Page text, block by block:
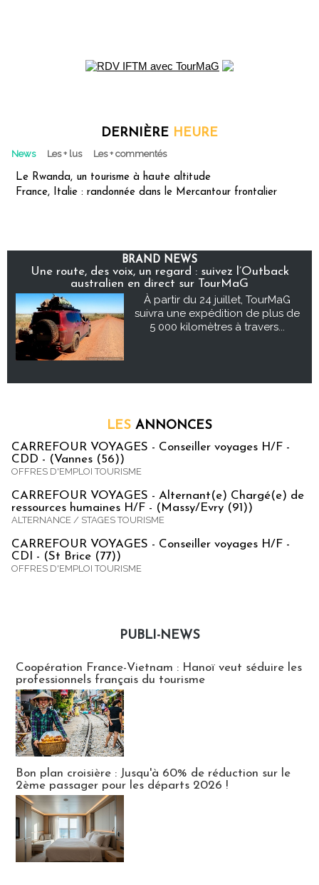
DERNIÈRE HEURE
News Les + lus Les + commentés
Le Rwanda, un tourisme à haute altitude
France, Italie : randonnée dans le Mercantour frontalier
BRAND NEWS
Une route, des voix, un regard : suivez l’Outback
australien en direct sur TourMaG
À partir du 24 juillet, TourMaG
suivra une expédition de plus de
5 000 kilomètres à travers...
LES ANNONCES
CARREFOUR VOYAGES - Conseiller voyages H/F -
CDD - (Vannes (56))
OFFRES D'EMPLOI TOURISME
CARREFOUR VOYAGES - Alternant(e) Chargé(e) de
ressources humaines H/F - (Massy/Evry (91))
ALTERNANCE / STAGES TOURISME
CARREFOUR VOYAGES - Conseiller voyages H/F -
CDI - (St Brice (77))
OFFRES D'EMPLOI TOURISME
PUBLI-NEWS
Coopération France-Vietnam : Hanoï veut séduire les
professionnels français du tourisme
Bon plan croisière : Jusqu'à 60% de réduction sur le
2ème passager pour les départs 2026 !